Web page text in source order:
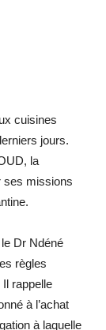
cuisines
jours.
la
ses missions
Dr Ndéné
règles
rappelle
à l’achat
à laquelle